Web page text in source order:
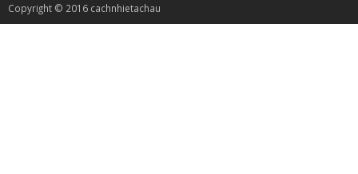
Copyright © 2016 cachnhietachau